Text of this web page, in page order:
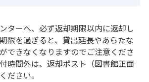
ターへ、必ず返却期限以内に返却し
限を過ぎると、貸出延長やあらたな
できなくなりますのでご注意くださ
時間外は、返却ポスト（図書館正面
ださい。